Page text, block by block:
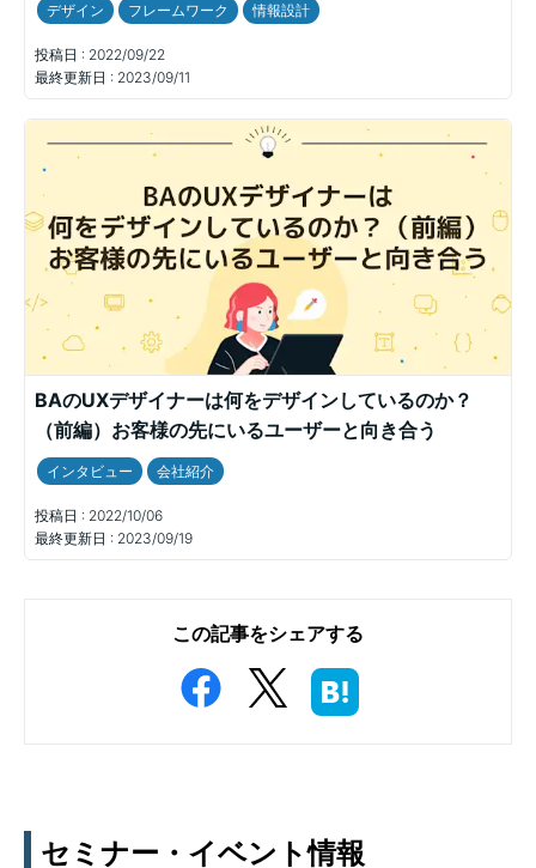
デザイン フレームワーク 情報設計
投稿日 : 2022/09/22
最終更新日 : 2023/09/11
BAのUXデザイナーは何をデザインしているのか？
（前編）お客様の先にいるユーザーと向き合う
インタビュー 会社紹介
投稿日 : 2022/10/06
最終更新日 : 2023/09/19
この記事をシェアする
セミナー・イベント情報